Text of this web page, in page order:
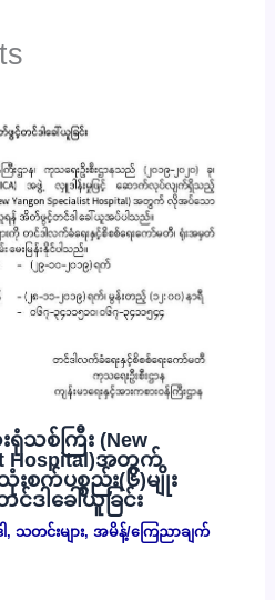
သစ်ကြီး (New
Hospital)အတွက်
စက်ပစ္စည်း(၆)မျိုး
ါခေါ်ယူခြင်း
, သတင်းများ, အမိန့်/ကြေညာချက်